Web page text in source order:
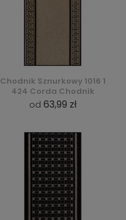
Chodnik Sznurkowy 1016 1
424 Corda Chodnik
od 63,99 zł